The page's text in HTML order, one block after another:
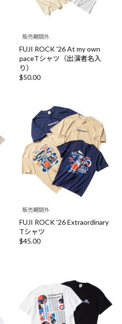
販売期間外
FUJI ROCK '26 At my own
paceTシャツ（出演者名入
り）
$‌50.00
販売期間外
FUJI ROCK '26 Extraordinary
Tシャツ
$‌45.00